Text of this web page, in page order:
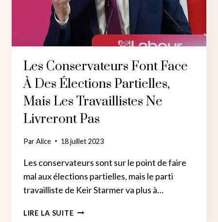
Les Conservateurs Font Face
À Des Élections Partielles,
Mais Les Travaillistes Ne
Livreront Pas
ParAlice 18 juillet 2023
Les conservateurs sont sur le point de faire
mal aux élections partielles, mais le parti
travailliste de Keir Starmer va plus à…
LIRE LA SUITELES